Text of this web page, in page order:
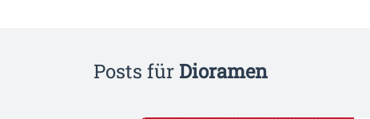
Posts für Dioramen